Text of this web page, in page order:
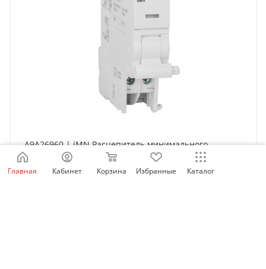
A9A26960 | iMN Расцепитель минимального
напряжения 220...240В AC, Schneider Electric
Нет в наличии
Главная Кабинет Корзина Избранные Каталог